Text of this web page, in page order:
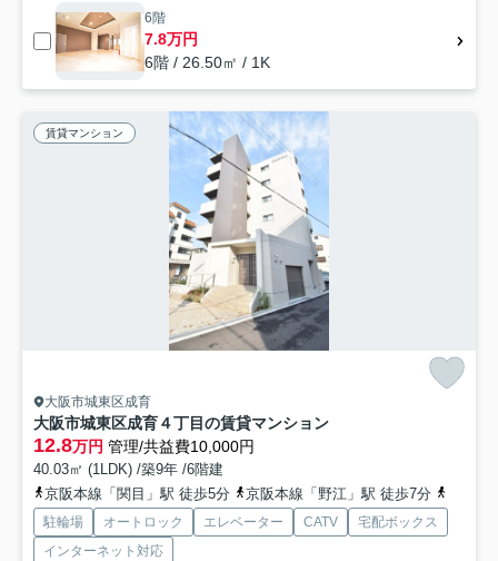
6階
7.8万円
6階 / 26.50㎡ / 1K
賃貸マンション
大阪市城東区成育
大阪市城東区成育４丁目の賃貸マンション
12.8万円 管理/共益費10,000円
40.03㎡ (1LDK) /築9年 /6階建
京阪本線「関目」駅 徒歩5分
京阪本線「野江」駅 徒歩7分
駐輪場 オートロック エレベーター CATV
宅配ボックス
インターネット対応